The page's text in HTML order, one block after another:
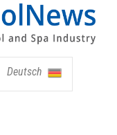
Deutsch